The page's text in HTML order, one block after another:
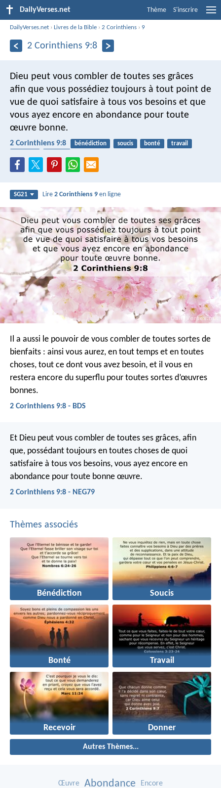
DailyVerses.net Thème S'inscrire
DailyVerses.net ›Livres de la Bible ›2 Corinthiens › 9
2 Corinthiens 9:8
Dieu peut vous combler de toutes ses grâces
afin que vous possédiez toujours à tout point de
vue de quoi satisfaire à tous vos besoins et que
vous ayez encore en abondance pour toute
œuvre bonne.
2 Corinthiens 9:8 bénédiction soucis bonté
travail
SG21 Lire2 Corinthiens 9 en ligne
Il a aussi le pouvoir de vous combler de toutes sortes de
bienfaits : ainsi vous aurez, en tout temps et en toutes
choses, tout ce dont vous avez besoin, et il vous en
restera encore du superflu pour toutes sortes d’œuvres
bonnes.
2 Corinthiens 9:8 - BDS
Et Dieu peut vous combler de toutes ses grâces, afin
que, possédant toujours en toutes choses de quoi
satisfaire à tous vos besoins, vous ayez encore en
abondance pour toute bonne œuvre.
2 Corinthiens 9:8 - NEG79
Thèmes associés
Bénédiction Soucis
Bonté Travail
Recevoir Donner
Autres Thèmes...
Œuvre Abondance Encore